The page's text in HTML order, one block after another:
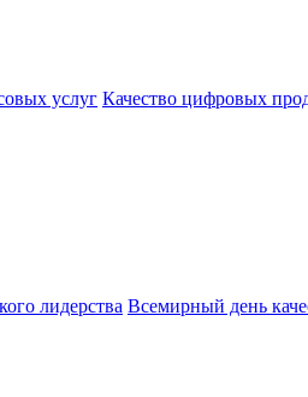
услуг Качество цифровых
лидерства Всемирный день